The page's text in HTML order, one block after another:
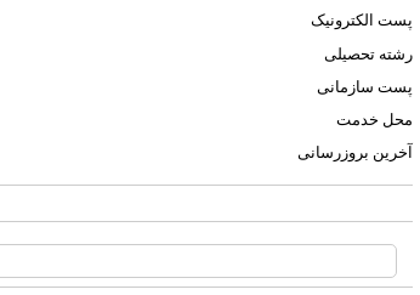
پست الکترونیک
رشته تحصیلی
پست سازمانی
محل خدمت
آخرین بروزرسانی